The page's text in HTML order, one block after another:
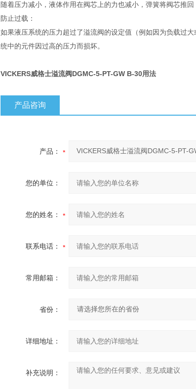
随着压力减小，液体作用在阀芯上的力也减小，弹簧将阀芯推
防止过载：
如果液压系统的压力超过了溢流阀的设定值（例如因为负载过
统中的元件因过高的压力而损坏。
VICKERS威格士溢流阀DGMC-5-PT-GW B-30用法
产品咨询
产品：
您的单位：
您的姓名：
联系电话：
常用邮箱：
省份：
详细地址：
补充说明：